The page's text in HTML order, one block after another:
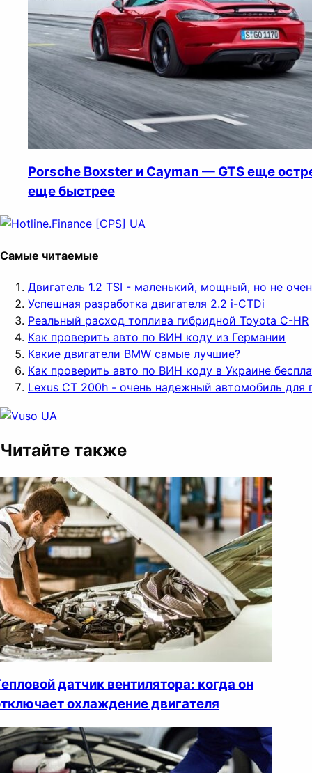
Porsche Boxster и Cayman — GTS еще
еще быстрее
Самые читаемые
Двигатель 1.2 TSI - маленький, мощный, но не
Успешная разработка двигателя 2.2 i-CTDi
Реальный расход топлива гибридной Toyota C-HR
Как проверить авто по ВИН коду из Германии
Какие двигатели BMW самые лучшие?
Как проверить авто по ВИН коду в Украине
Lexus CT 200h - очень надежный автомобиль для
Читайте также
датчик вентилятора: когда он
охлаждение двигателя